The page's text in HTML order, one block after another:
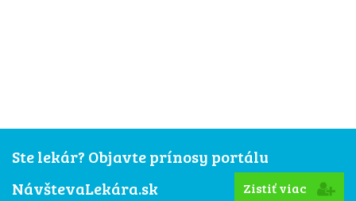
Ste lekár? Objavte prínosy portálu
NávštevaLekára.sk
Zistiť viac